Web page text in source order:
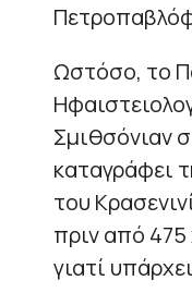
Ωστόσο, το
Σμιθσόνιαν
καταγράφει
του
πριν από 475
γιατί